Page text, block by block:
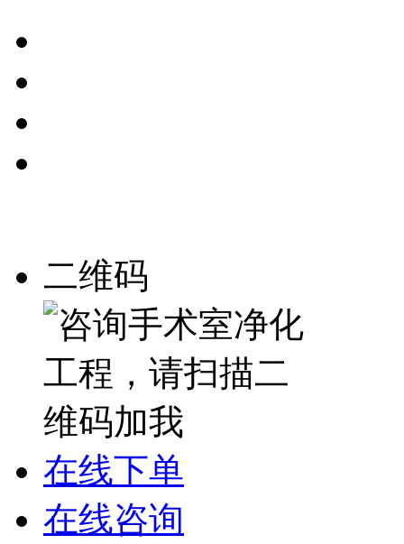
二维码
在线下单
在线咨询